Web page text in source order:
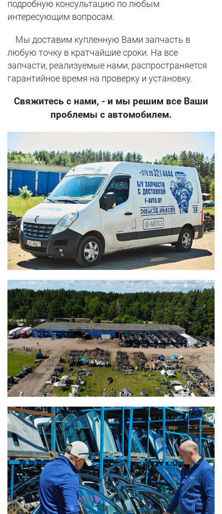
подробную консультацию по любым
интересующим вопросам.
Мы доставим купленную Вами запчасть в
любую точку в кратчайшие сроки. На все
запчасти, реализуемые нами, распространяется
гарантийное время на проверку и установку.
Свяжитесь с нами, - и мы решим все Ваши
проблемы с автомобилем.